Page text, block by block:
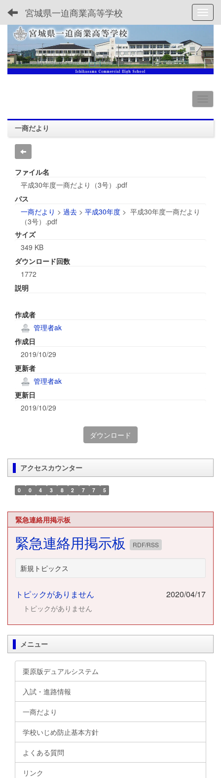
宮城県一迫商業高等学校
一商だより
ファイル名
平成30年度一商だより（3号）.pdf
パス
一商だより > 過去 > 平成30年度 > 平成30年度一商だより
（3号）.pdf
サイズ
349 KB
ダウンロード回数
1772
説明
作成者
管理者ak
作成日
2019/10/29
更新者
管理者ak
更新日
2019/10/29
ダウンロード
アクセスカウンター
0 0 4 3 8 2 7 7 5
緊急連絡用掲示板
緊急連絡用掲示板 RDF/RSS
新規トピックス
トピックがありません 2020/04/17
トピックがありません
メニュー
栗原版デュアルシステム
入試・進路情報
一商だより
学校いじめ防止基本方針
よくある質問
リンク